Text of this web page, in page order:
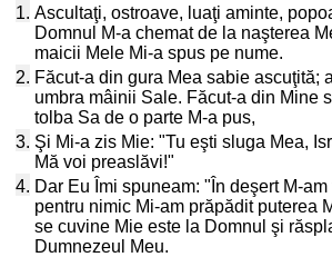
1. Ascultaţi, ostroave, luaţi aminte,
Domnul M-a chemat de la naşterea
maicii Mele Mi-a spus pe nume.
2. Făcut-a din gura Mea sabie ascuţită;
umbra mâinii Sale. Făcut-a din Mine
tolba Sa de o parte M-a pus,
3. Şi Mi-a zis Mie: "Tu eşti sluga Mea,
Mă voi preaslăvi!"
4. Dar Eu Îmi spuneam: "În deşert M-
pentru nimic Mi-am prăpădit puterea
se cuvine Mie este la Domnul şi
Dumnezeul Meu.